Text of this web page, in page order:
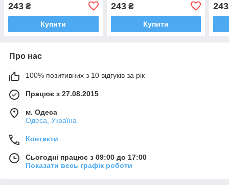
243 ₴
Купити
243₴
Купити
243
Про нас
100% позитивних з 10 відгуків за рік
Працює з 27.08.2015
м. Одеса
Одеса, Україна
Контакти
Сьогодні працює з 09:00 до 17:00
Показати весь графік роботи